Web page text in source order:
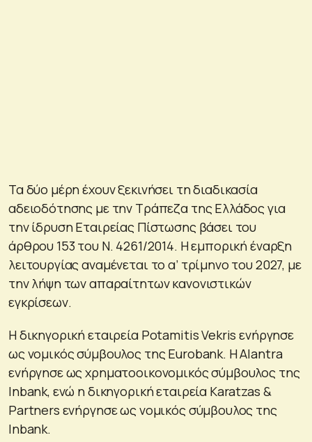
Τα δύο μέρη έχουν ξεκινήσει τη διαδικασία
αδειοδότησης με την Τράπεζα της Ελλάδος για
την ίδρυση Εταιρείας Πίστωσης βάσει του
άρθρου 153 του Ν. 4261/2014. Η εμπορική έναρξη
λειτουργίας αναμένεται το α’ τρίμηνο του 2027, με
την λήψη των απαραίτητων κανονιστικών
εγκρίσεων.
Η δικηγορική εταιρεία Potamitis Vekris ενήργησε
ως νομικός σύμβουλος της Eurobank. Η Alantra
ενήργησε ως χρηματοοικονομικός σύμβουλος της
Inbank, ενώ η δικηγορική εταιρεία Karatzas &
Partners ενήργησε ως νομικός σύμβουλος της
Inbank.